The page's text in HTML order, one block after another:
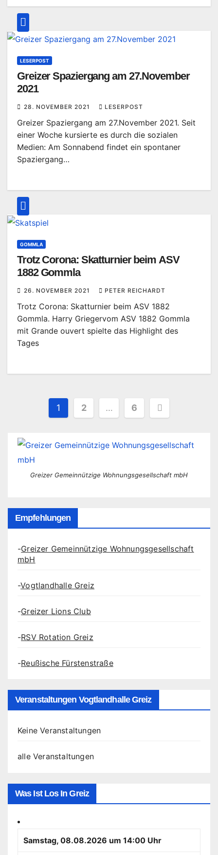
LESERPOST
Greizer Spaziergang am 27.November
2021
28. NOVEMBER 2021 LESERPOST
Greizer Spaziergang am 27.November 2021. Seit
einer Woche kursierte es durch die sozialen
Medien: Am Sonnabend findet ein spontaner
Spaziergang…
GOMMLA
Trotz Corona: Skatturnier beim ASV
1882 Gommla
26. NOVEMBER 2021 PETER REICHARDT
Trotz Corona: Skatturnier beim ASV 1882
Gommla. Harry Griegervom ASV 1882 Gommla
mit Grande ouvert spielte das Highlight des
Tages
Seitennummerierung
Beiträge
1 2 … 6
Greizer Gemeinnützige Wohnungsgesellschaft mbH
Empfehlungen
-Greizer Gemeinnützige Wohnungsgesellschaft
mbH
-Vogtlandhalle Greiz
-Greizer Lions Club
-RSV Rotation Greiz
-Reußische Fürstenstraße
Veranstaltungen Vogtlandhalle Greiz
Keine Veranstaltungen
alle Veranstaltungen
Was Ist Los In Greiz
Samstag, 08.08.2026 um 14:00 Uhr